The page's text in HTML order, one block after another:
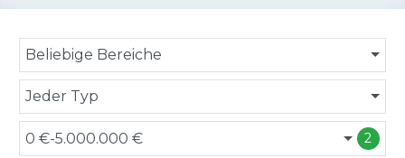
Beliebige Bereiche
Jeder Typ
0 €-5.000.000 € 2